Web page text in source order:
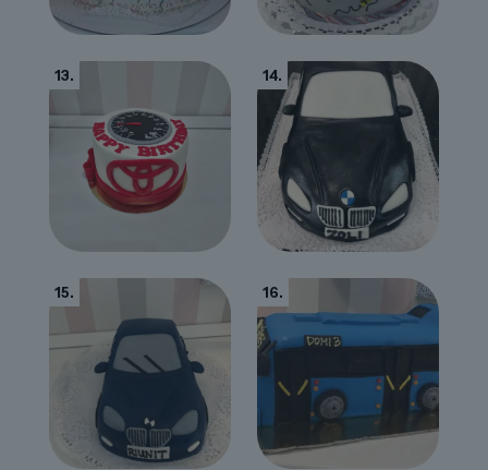
13. 14.
15. 16.